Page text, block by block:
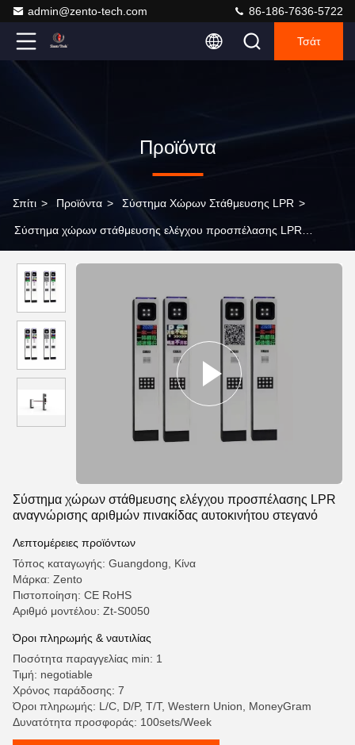
admin@zento-tech.com 86-186-7636-5722
Τσάτ
Προϊόντα
Σπίτι > Προϊόντα > Σύστημα Χώρων Στάθμευσης LPR >
Σύστημα χώρων στάθμευσης ελέγχου προσπέλασης LPR
Σύστημα χώρων στάθμευσης ελέγχου προσπέλασης LPR
αναγνώρισης αριθμών πινακίδας αυτοκινήτου στεγανό
Λεπτομέρειες προϊόντων
Τόπος καταγωγής: Guangdong, Κίνα
Μάρκα: Zento
Πιστοποίηση: CE RoHS
Αριθμό μοντέλου: Zt-S0050
Όροι πληρωμής & ναυτιλίας
Ποσότητα παραγγελίας min: 1
Τιμή: negotiable
Χρόνος παράδοσης: 7
Όροι πληρωμής: L/C, D/P, T/T, Western Union, MoneyGram
Δυνατότητα προσφοράς: 100sets/Week